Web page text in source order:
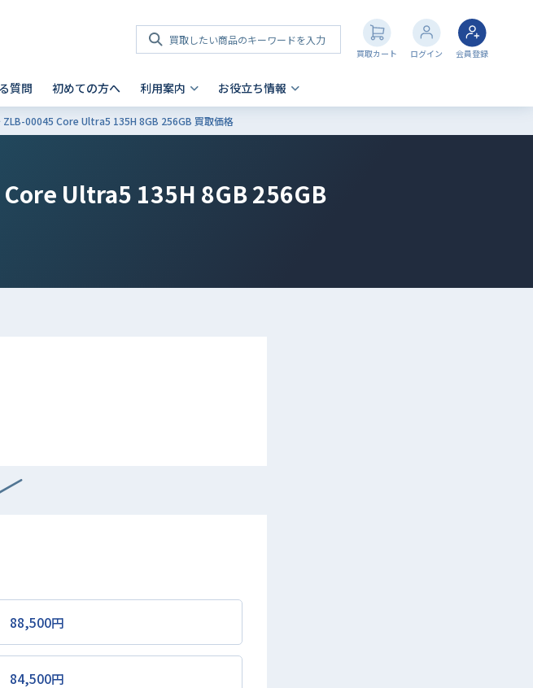
買取カート ログイン 会員登録
- AirPods
質問 初めての方へ 利用案内 お役立ち情報
00045 Core Ultra5 135H 8GB 256GB 買取価格
Ultra5 135H 8GB 256GB
88,500円
84,500円